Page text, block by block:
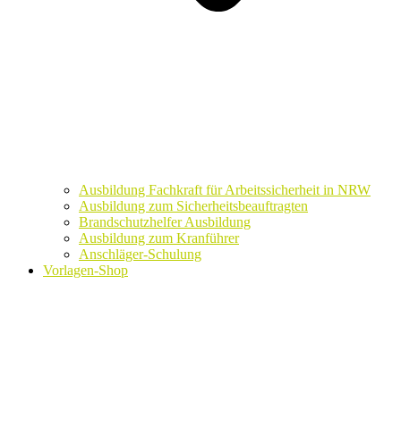
Ausbildung Fachkraft für Arbeitssicherheit in NRW
Ausbildung zum Sicherheitsbeauftragten
Brandschutzhelfer Ausbildung
Ausbildung zum Kranführer
Anschläger-Schulung
Vorlagen-Shop